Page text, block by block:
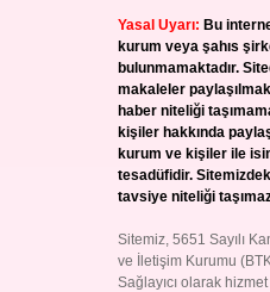
Yasal Uyarı: Bu
kurum veya şahıs
bulunmamaktadır.
makaleler
haber niteliği
kişiler hakkında
kurum ve kişiler ile
tesadüfidir.
tavsiye niteliği
Sitemiz, 5651 Sayılı
ve İletişim Kurumu
Sağlayıcı olarak